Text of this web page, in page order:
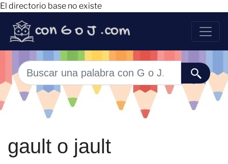
El directorio base no existe
gault o jault